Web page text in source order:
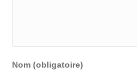
Nom (obligatoire)